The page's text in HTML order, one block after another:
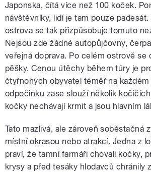
Japonska, čítá více než 100 koček.
návštěvníky, lidí je tam pouze
ostrova se tak přizpůsobuje tomuto
Nejsou zde žádné autopůjčovny,
veřejná doprava. Po celém ostrově se
pěšky. Cenou útěchy během túry je
čtyřnohých obyvatel téměř na
odpočinku zase slouží několik
kočky nechávají krmit a jsou hlavním
Tato mazlivá, ale zároveň soběstačná
místní okrasou nebo atrakcí. Jedna z
praví, že tamní farmáři chovali kočky,
krysy a před tesáky hlodavců chránily